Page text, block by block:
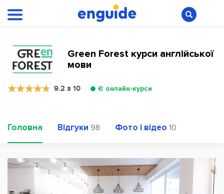
Green Forest курси англійської
мови
9.2 з 10 Є онлайн-курси
Головна Відгуки 98 Фото і відео 10